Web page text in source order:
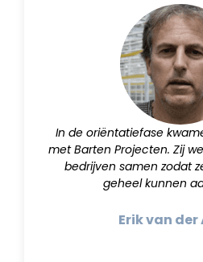
In de oriëntatiefase
met Barten Projecten. Zij
bedrijven samen zodat
geheel kunnen
Erik van der